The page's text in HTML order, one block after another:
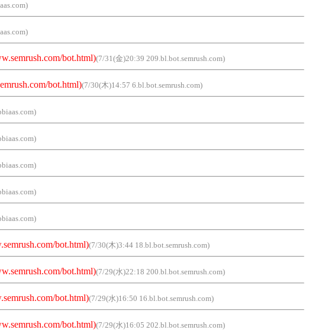
bot.html)(7/31(金)20:39 209.bl.bot.semrush.com)
bot.html)(7/30(木)14:57 6.bl.bot.semrush.com)
bot.html)(7/30(木)3:44 18.bl.bot.semrush.com)
bot.html)(7/29(水)22:18 200.bl.bot.semrush.com)
bot.html)(7/29(水)16:50 16.bl.bot.semrush.com)
bot.html)(7/29(水)16:05 202.bl.bot.semrush.com)